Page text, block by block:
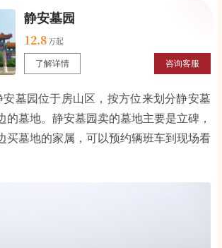
静安墓园
12.8
了解详情 咨询客服
墓园位于房山区，按方位来划分静安墓
的墓地。静安墓园卖的墓地主要是立碑，
买墓地的家属，可以预约辆班车到现场看